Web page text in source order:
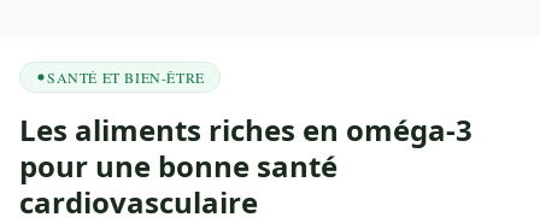
SANTÉ ET BIEN-ÊTRE
Les aliments riches en oméga-3
pour une bonne santé
cardiovasculaire